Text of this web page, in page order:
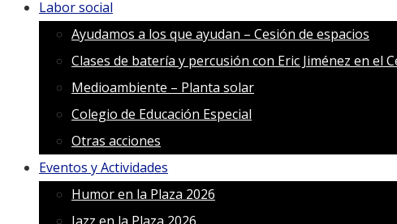
Labor social
Ayudamos a los que ayudan – Cesión de espacios
Clases de batería y percusión con Eric Jiménez en el
Medioambiente – Planta solar
Colegio de Educación Especial
Otras acciones
Eventos y Actividades
Humor en la Plaza 2026